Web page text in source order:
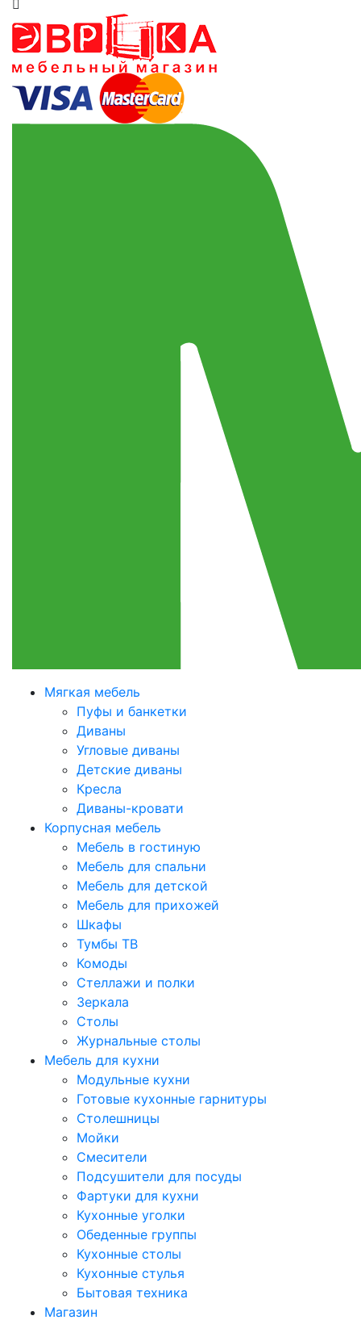
Мягкая мебель
Пуфы и банкетки
Диваны
Угловые диваны
Детские диваны
Кресла
Диваны-кровати
Корпусная мебель
Мебель в гостиную
Мебель для спальни
Мебель для детской
Мебель для прихожей
Шкафы
Тумбы ТВ
Комоды
Стеллажи и полки
Зеркала
Столы
Журнальные столы
Мебель для кухни
Модульные кухни
Готовые кухонные гарнитуры
Столешницы
Мойки
Смесители
Подсушители для посуды
Фартуки для кухни
Кухонные уголки
Обеденные группы
Кухонные столы
Кухонные стулья
Бытовая техника
Магазин